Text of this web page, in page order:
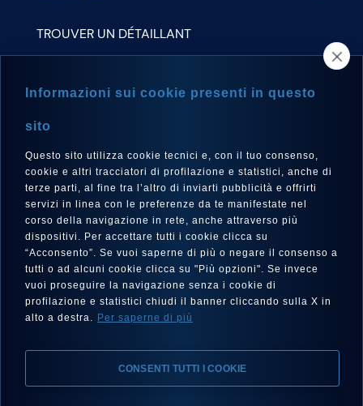
TROUVER UN DÉTAILLANT
LANGUE
Français
SUIVEZ-NOUS SUR
Mentions Légales, Protection de la Vie Privée, Cookies
Informazioni sui cookie presenti in questo
sito
Questo sito utilizza cookie tecnici e, con il tuo consenso,
cookie e altri tracciatori di profilazione e statistici, anche di
terze parti, al fine tra l’altro di inviarti pubblicità e offrirti
servizi in linea con le preferenze da te manifestate nel
corso della navigazione in rete, anche attraverso più
dispositivi. Per accettare tutti i cookie clicca su
“Acconsento”. Se vuoi saperne di più o negare il consenso a
tutti o ad alcuni cookie clicca su "Più opzioni". Se invece
vuoi proseguire la navigazione senza i cookie di
profilazione e statistici chiudi il banner cliccando sulla X in
alto a destra. Per saperne di più
CONSENTI TUTTI I COOKIE